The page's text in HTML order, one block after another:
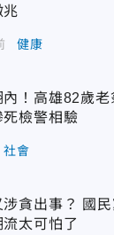
兆
健康
內！高雄82歲
死檢警相驗
社會
涉貪出事？ 國
流太可怕了